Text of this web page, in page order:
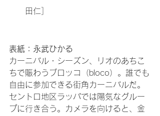
田仁］
表紙：永武ひかる
カーニバル・シーズン、リオのあちこ
ちで賑わうブロッコ（bloco）。誰でも
自由に参加できる街角カーニバルだ。
セントロ地区ラッパでは陽気なグルー
プに行き合う。カメラを向けると、金